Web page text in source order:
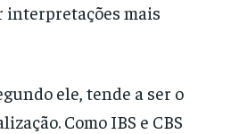
interpretações mais
ele, tende a ser o
Como IBS e CBS